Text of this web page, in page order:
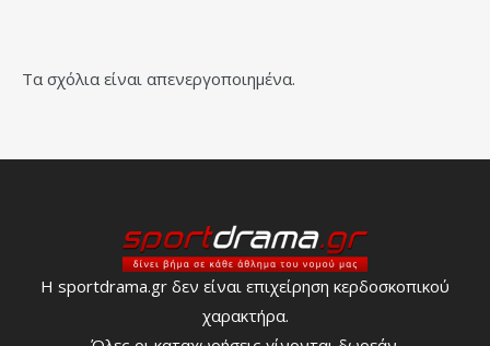
Τα σχόλια είναι απενεργοποιημένα.
Η sportdrama.gr δεν είναι επιχείρηση κερδοσκοπικού
χαρακτήρα.